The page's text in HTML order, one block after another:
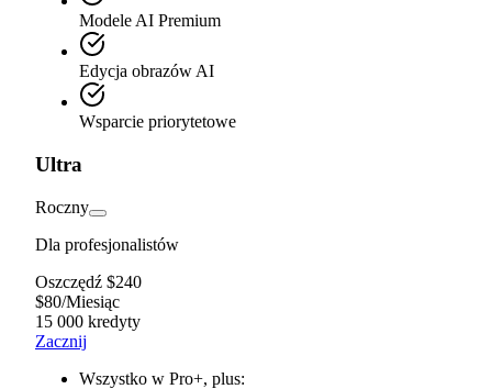
Modele AI Premium
Edycja obrazów AI
Wsparcie priorytetowe
Ultra
Roczny
Dla profesjonalistów
Oszczędź $240
$80/Miesiąc
15 000 kredyty
Zacznij
Wszystko w Pro+, plus: